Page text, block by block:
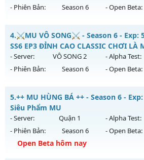
Exp: 500x - Drop: 25%
Thể loại: Mu Nguyên bản Webzen
Antihack: VIP SHIELD
- Phiên Bản: Season 6 - Open Beta:
MU HỎA LONG 6.9 - 🌍 Website:
Mu mới ra tháng 07 2026 - Mở máy
https://facebook.com/muhoalong
28/07/2626
Kiểu reset: Non Reset
Thể loại: Mu Nguyên bản Webzen
Antihack: Xshiel
4.⚔️MU VÔ SONG⚔️ - Season 6 - Exp:
SS6 EP3 ĐỈNH CAO CLASSIC CHƠI LÀ
- Server: VÔ SONG 2 - Alpha Test:
- Phiên Bản:
Season 6 - Open Beta:
⚔️MU VÔ SONG⚔️ - SS6 EP3 ĐỈNH CAO
Mu mới ra tháng 08 2026 - Mở máy chủ
ngày 03/08/2626
Exp: 500x - Drop: 50%
Kiểu reset: Reset In Game
5.++ MU HÙNG BÁ ++ - Season 6 -
Siêu Phẩm MU
- Server: Quận 1 - Alpha Test:
- Phiên Bản:
Season 6 - Open Beta:
Open Beta hôm nay